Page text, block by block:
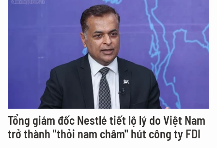
Tổng giám đốc Nestlé tiết lộ lý do Việt Nam
trở thành "thỏi nam châm" hút công ty FDI